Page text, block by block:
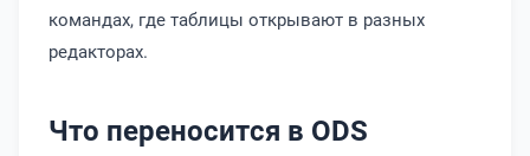
командах, где таблицы открывают в разных
редакторах.
Что переносится в ODS